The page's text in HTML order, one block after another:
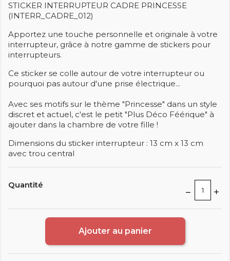
STICKER INTERRUPTEUR CADRE PRINCESSE
(INTERR_CADRE_012)
Apportez une touche personnelle et originale à votre
interrupteur, grâce à notre gamme de stickers pour
interrupteurs.
Ce sticker se colle autour de votre interrupteur ou
pourquoi pas autour d'une prise électrique...
Avec ses motifs sur le thème "Princesse" dans un style
discret et actuel, c'est le petit "Plus Déco Féérique" à
ajouter dans la chambre de votre fille !
Dimensions du sticker interrupteur : 13 cm x 13 cm
avec trou central
Quantité
Ajouter au panier